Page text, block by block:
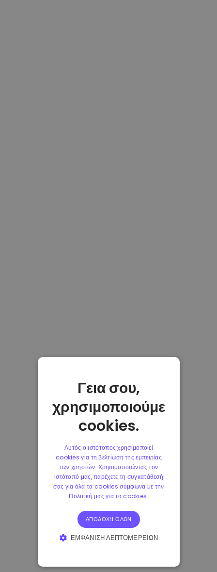
Γεια σου,
χρησιμοποιούμε
cookies.
Αυτός ο ιστότοπος χρησιμοποιεί
cookies για τη βελτίωση της εμπειρίας
των χρηστών. Χρησιμοποιώντας τον
ιστότοπό μας, παρέχετε τη συγκατάθεσή
σας για όλα τα cookies σύμφωνα με την
Πολιτική μας για τα cookies.
ΑΠΟΔΟΧΉ ΌΛΩΝ
ΕΜΦΆΝΙΣΗ ΛΕΠΤΟΜΕΡΕΙΏΝ